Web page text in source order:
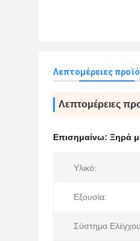
Λεπτομέρειες
Λεπτομέρειες
Επισημαίνω: Ξηρά
Υλικό:
Εξουσία:
Σύστημα